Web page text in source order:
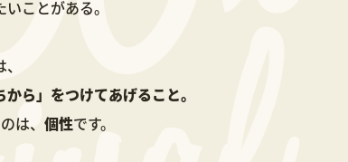
ことがある。
ら」 をつけてあげること。
は、 個性です。